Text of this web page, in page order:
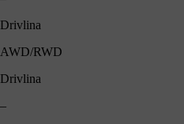
Drivlina
AWD/RWD
Drivlina
–